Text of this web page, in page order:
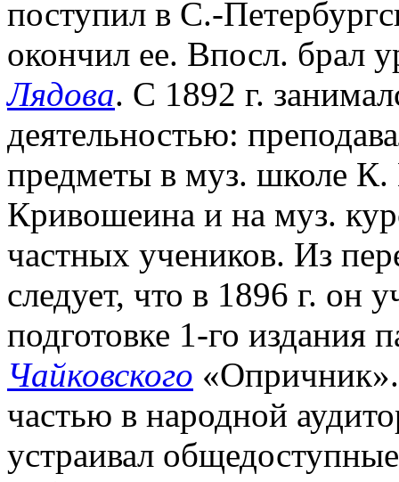
поступил в С.-
окончил ее. Впосл. брал
Лядова. С 1892 г.
деятельностью:
предметы в муз. школе
Кривошеина и на муз.
частных учеников. Из
следует, что в 1896 г. он
подготовке 1-го
Чайковского «Опричник».
частью в народной
устраивал